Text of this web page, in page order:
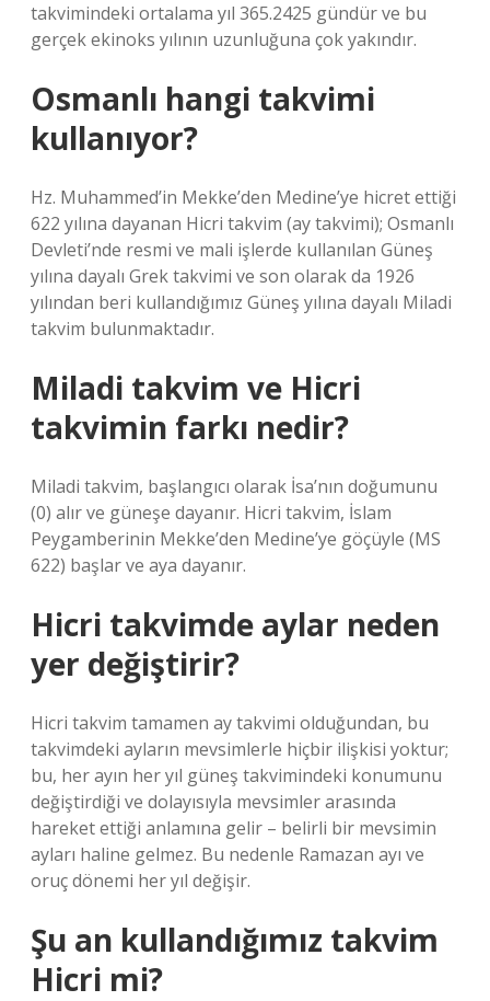
takvimindeki ortalama yıl 365.2425 gündür ve bu
gerçek ekinoks yılının uzunluğuna çok yakındır.
Osmanlı hangi takvimi
kullanıyor?
Hz. Muhammed’in Mekke’den Medine’ye hicret ettiği
622 yılına dayanan Hicri takvim (ay takvimi); Osmanlı
Devleti’nde resmi ve mali işlerde kullanılan Güneş
yılına dayalı Grek takvimi ve son olarak da 1926
yılından beri kullandığımız Güneş yılına dayalı Miladi
takvim bulunmaktadır.
Miladi takvim ve Hicri
takvimin farkı nedir?
Miladi takvim, başlangıcı olarak İsa’nın doğumunu
(0) alır ve güneşe dayanır. Hicri takvim, İslam
Peygamberinin Mekke’den Medine’ye göçüyle (MS
622) başlar ve aya dayanır.
Hicri takvimde aylar neden
yer değiştirir?
Hicri takvim tamamen ay takvimi olduğundan, bu
takvimdeki ayların mevsimlerle hiçbir ilişkisi yoktur;
bu, her ayın her yıl güneş takvimindeki konumunu
değiştirdiği ve dolayısıyla mevsimler arasında
hareket ettiği anlamına gelir – belirli bir mevsimin
ayları haline gelmez. Bu nedenle Ramazan ayı ve
oruç dönemi her yıl değişir.
Şu an kullandığımız takvim
Hicri mi?